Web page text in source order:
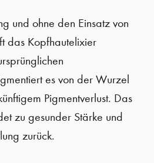
und ohne den Einsatz von
das Kopfhautelixier
es von der Wurzel
Pigmentverlust. Das
zu gesunder Stärke und
zurück.